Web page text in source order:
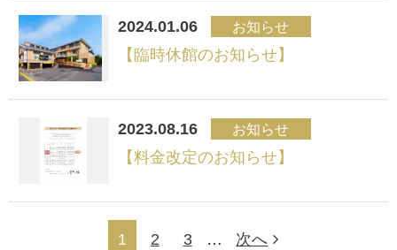
2024.01.06 お知らせ
【臨時休館のお知らせ】
2023.08.16 お知らせ
【料金改定のお知らせ】
1 2 3 … 次へ